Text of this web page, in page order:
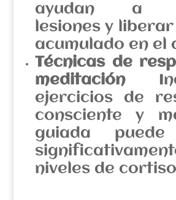
ayudan a
lesiones y
acumulado en el
Técnicas de
meditación
ejercicios de
consciente y
guiada
niveles de